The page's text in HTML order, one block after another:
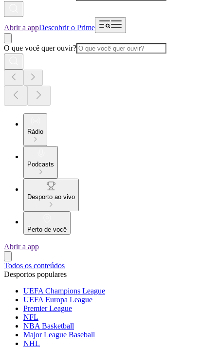
Abrir a appDescobrir o Prime
O que você quer ouvir?
Rádio
Podcasts
Desporto ao vivo
Perto de você
Abrir a app
Todos os conteúdos
Desportos populares
UEFA Champions League
UEFA Europa League
Premier League
NFL
NBA Basketball
Major League Baseball
NHL